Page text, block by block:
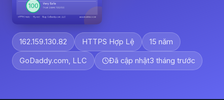
162.159.130.82 HTTPS Hợp Lệ 15 năm
GoDaddy.com, LLC Đã cập nhật3 tháng trước